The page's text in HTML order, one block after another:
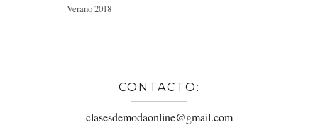
Verano 2018
CONTACTO:
clasesdemodaonline@gmail.com